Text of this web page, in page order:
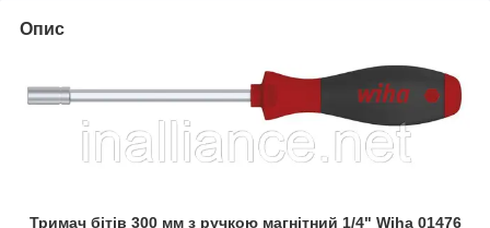
Опис
Тримач бітів 300 мм з ручкою магнітний 1/4" Wiha 01476